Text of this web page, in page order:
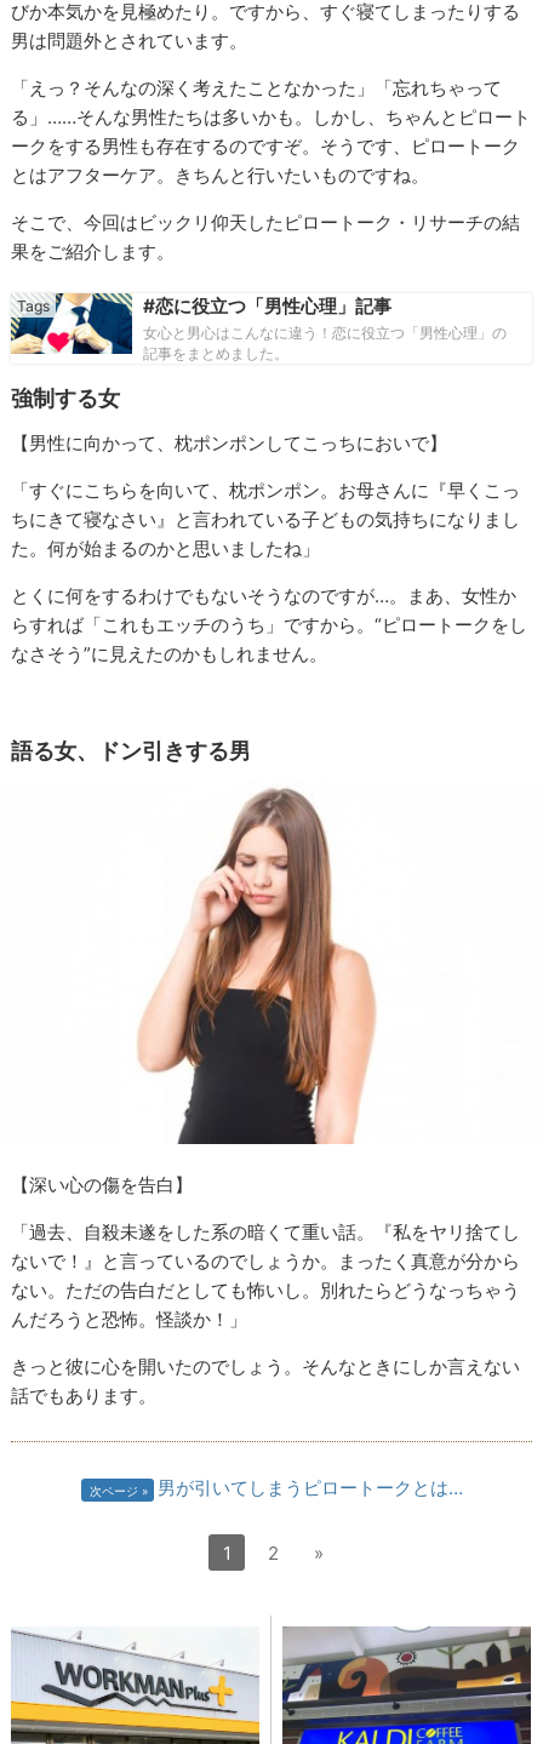
びか本気かを見極めたり。ですから、すぐ寝てしまったりする
男は問題外とされています。
「えっ？そんなの深く考えたことなかった」「忘れちゃって
る」……そんな男性たちは多いかも。しかし、ちゃんとピロート
ークをする男性も存在するのですぞ。そうです、ピロートーク
とはアフターケア。きちんと行いたいものですね。
そこで、今回はビックリ仰天したピロートーク・リサーチの結
果をご紹介します。
#恋に役立つ「男性心理」記事
女心と男心はこんなに違う！恋に役立つ「男性心理」の
記事をまとめました。
強制する女
【男性に向かって、枕ポンポンしてこっちにおいで】
「すぐにこちらを向いて、枕ポンポン。お母さんに『早くこっ
ちにきて寝なさい』と言われている子どもの気持ちになりまし
た。何が始まるのかと思いましたね」
とくに何をするわけでもないそうなのですが…。まあ、女性か
らすれば「これもエッチのうち」ですから。“ピロートークをし
なさそう”に見えたのかもしれません。
語る女、ドン引きする男
【深い心の傷を告白】
「過去、自殺未遂をした系の暗くて重い話。『私をヤリ捨てし
ないで！』と言っているのでしょうか。まったく真意が分から
ない。ただの告白だとしても怖いし。別れたらどうなっちゃう
んだろうと恐怖。怪談か！」
きっと彼に心を開いたのでしょう。そんなときにしか言えない
話でもあります。
次ページ 男が引いてしまうピロートークとは…
1 2 »